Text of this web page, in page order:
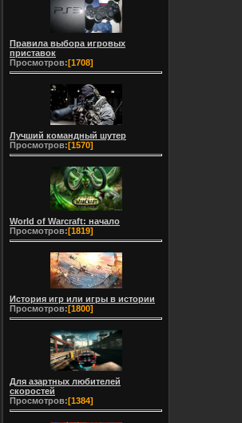
Правила выбора игровых
приставок
Просмотров:[1708]
Лучший командный шутер
Просмотров:[1570]
World of Warcraft: начало
Просмотров:[1819]
История игр или игры в истории
Просмотров:[1800]
Для азартных любителей
скоростей
Просмотров:[1384]